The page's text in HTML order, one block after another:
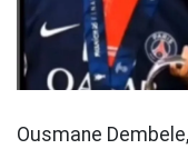
Ousmane